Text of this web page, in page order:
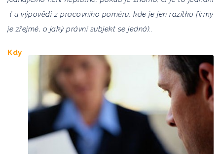
( u výpovědi z pracovního poměru, kde je jen razítko firmy
je zřejmé, o jaký právní subjekt se jedná)..
Kdy